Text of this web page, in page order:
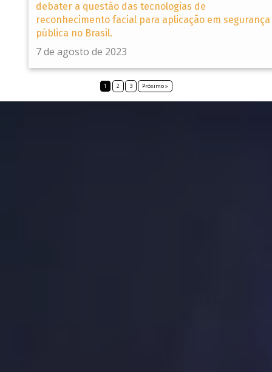
debater a questão das tecnologias de
reconhecimento facial para aplicação em segurança
pública no Brasil.
7 de agosto de 2023
1 2 3 Próximo »